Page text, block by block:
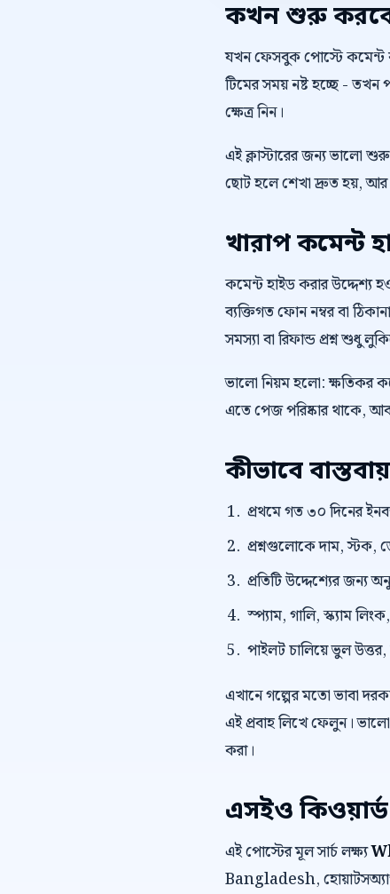
কখন শুরু
যখন ফেসবুক পোস্টে কমেন্ট
টিমের সময় নষ্ট হচ্ছে -
ক্ষেত্র নিন।
এই ক্লাস্টারের জন্য ভালো
ছোট হলে শেখা দ্রুত হয়, আর
খারাপ কমেন্ট
কমেন্ট হাইড করার উদ্দেশ্য
ব্যক্তিগত ফোন নম্বর বা
সমস্যা বা রিফান্ড প্রশ্ন শুধু
ভালো নিয়ম হলো: ক্ষতিকর
এতে পেজ পরিষ্কার থাকে,
কীভাবে
প্রথমে গত ৩০ দিনের
প্রশ্নগুলোকে দাম, স্টক,
প্রতিটি উদ্দেশ্যের জন্য
স্প্যাম, গালি, স্ক্যাম
পাইলট চালিয়ে ভুল
এখানে গল্পের মতো ভাবা
এই প্রবাহ লিখে ফেলুন।
করা।
এসইও কিওয়ার্ড
এই পোস্টের মূল সার্চ লক্ষ্য
Bangladesh,